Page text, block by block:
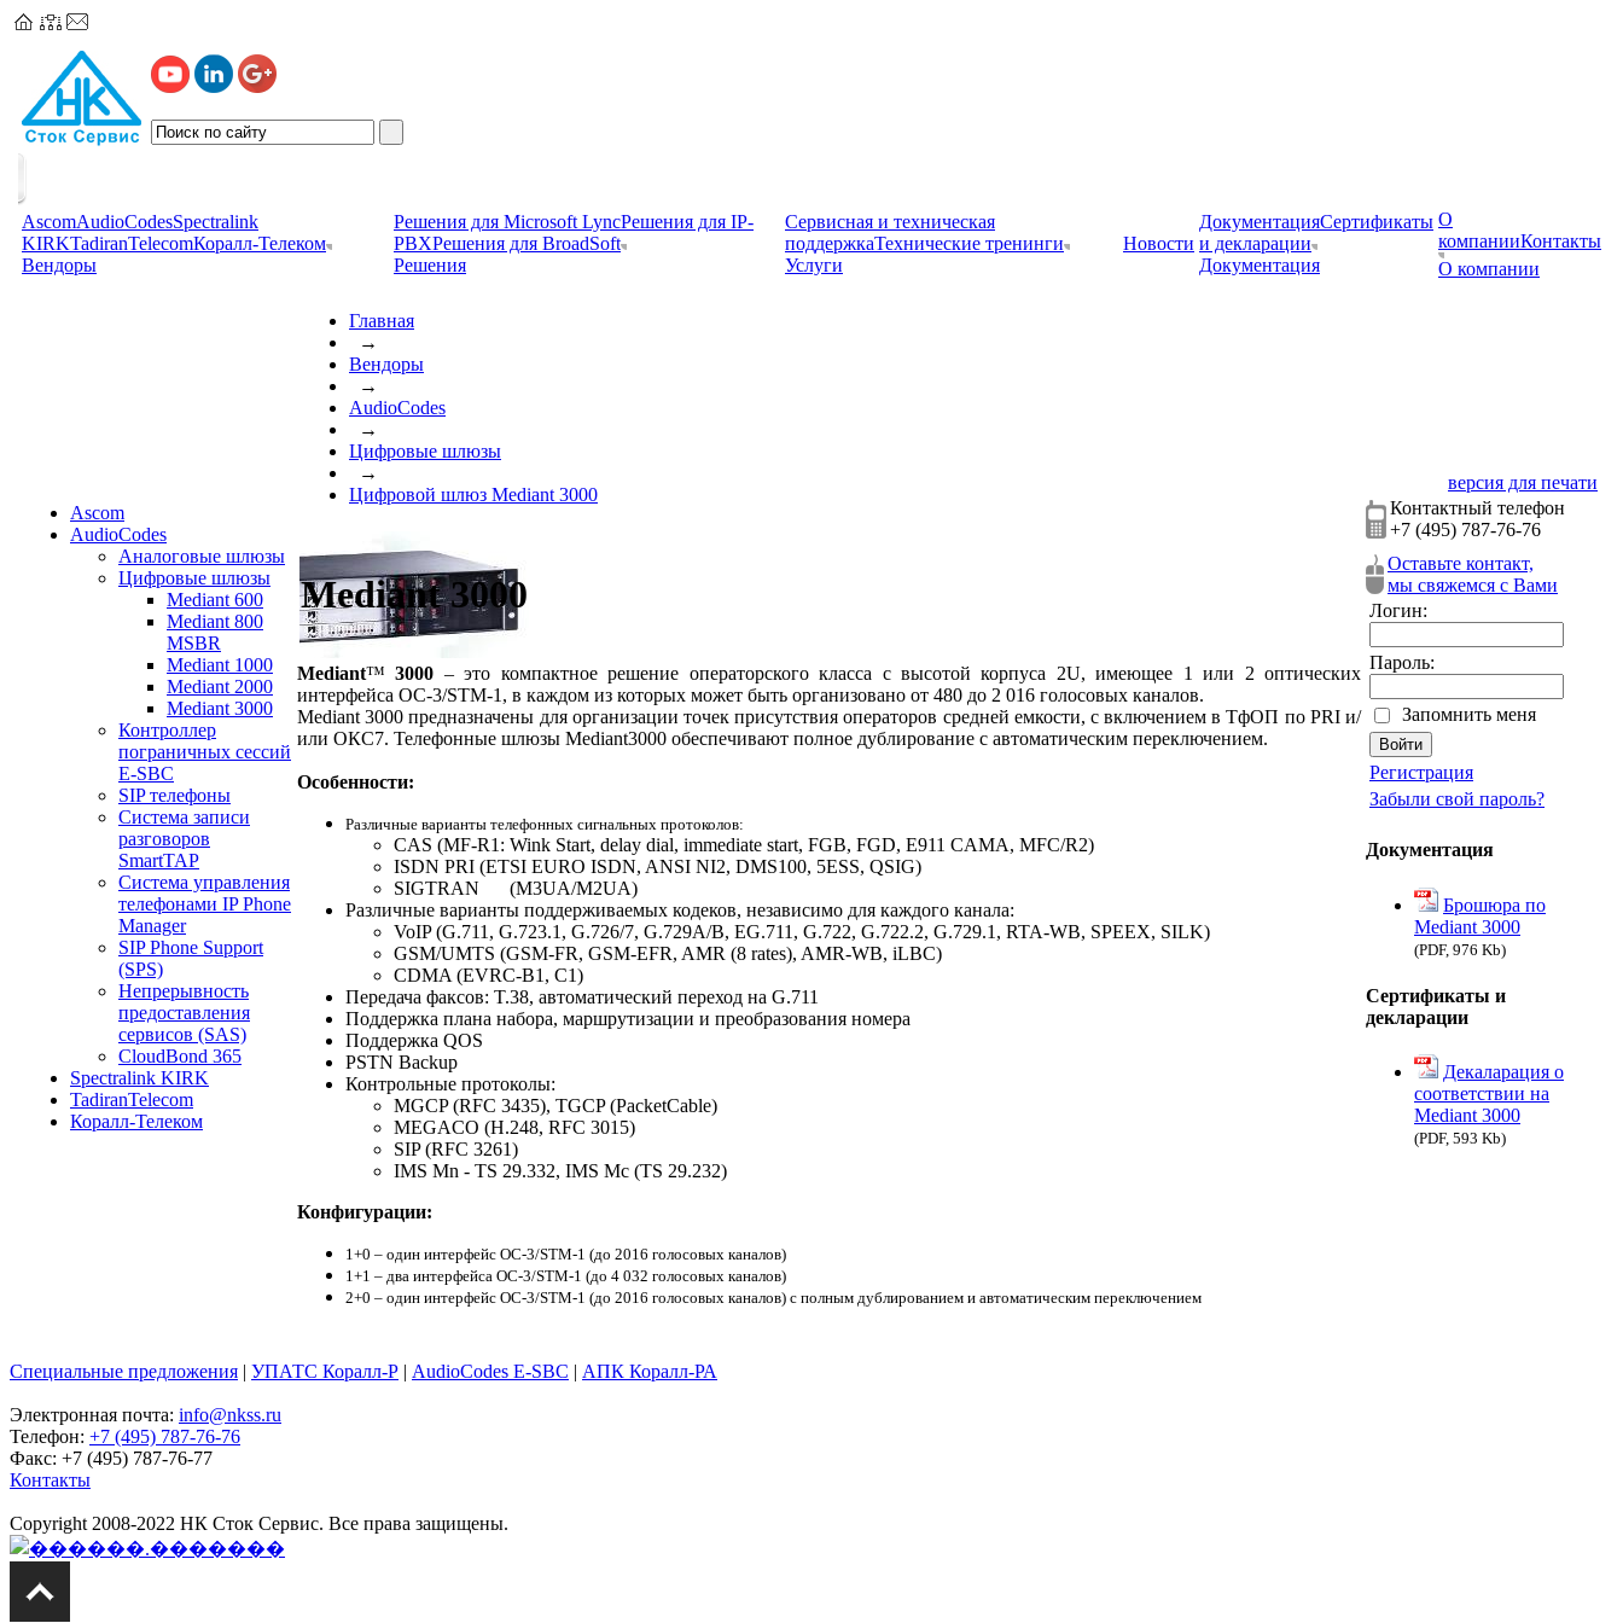
AscomAudioCodesSpectralink
KIRKTadiranTelecomКоралл-Телеком
Вендоры
Решения для Microsoft LyncРешения для IP-
PBXРешения для BroadSoft
Решения
Сервисная и техническая
поддержкаТехнические тренинги
Услуги
Новости
ДокументацияСертификаты
и декларации
Документация
О
компанииКонтакты
О компании
Ascom
AudioCodes
Аналоговые шлюзы
Цифровые шлюзы
Mediant 600
Mediant 800
MSBR
Mediant 1000
Mediant 2000
Mediant 3000
Контроллер
пограничных сессий
Е-SBC
SIP телефоны
Система записи
разговоров
SmartTAP
Система управления
телефонами IP Phone
Manager
SIP Phone Support
(SPS)
Непрерывность
предоставления
сервисов (SAS)
CloudBond 365
Spectralink KIRK
TadiranTelecom
Коралл-Телеком
Главная
→
Вендоры
→
AudioCodes
→
Цифровые шлюзы
→
Цифровой шлюз Mediant 3000
Mediant 3000
Mediant™ 3000 – это компактное решение операторского класса с высотой корпуса 2U, имеющее 1 или 2 оптических
интерфейса OC-3/STM-1, в каждом из которых может быть организовано от 480 до 2 016 голосовых каналов.
Mediant 3000 предназначены для организации точек присутствия операторов средней емкости, с включением в ТфОП по PRI и/
или ОКС7. Телефонные шлюзы Mediant3000 обеспечивают полное дублирование с автоматическим переключением.
Особенности:
Различные варианты телефонных сигнальных протоколов:
CAS (MF-R1: Wink Start, delay dial, immediate start, FGB, FGD, E911 CAMA, MFC/R2)
ISDN PRI (ETSI EURO ISDN, ANSI NI2, DMS100, 5ESS, QSIG)
SIGTRAN
(M3UA/M2UA)
Различные варианты поддерживаемых кодеков, независимо для каждого канала:
VoIP (G.711, G.723.1, G.726/7, G.729A/B, EG.711, G.722, G.722.2, G.729.1, RTA-WB, SPEEX, SILK)
GSM/UMTS (GSM-FR, GSM-EFR, AMR (8 rates), AMR-WB, iLBC)
CDMA (EVRC-B1, C1)
Передача факсов: T.38, автоматический переход на G.711
Поддержка плана набора, маршрутизации и преобразования номера
Поддержка QOS
PSTN Backup
Контрольные протоколы:
MGCP (RFC 3435), TGCP (PacketCable)
MEGACO (H.248, RFC 3015)
SIP (RFC 3261)
IMS Mn - TS 29.332, IMS Mc (TS 29.232)
Конфигурации:
1+0 – один интерфейс OC-3/STM-1 (до 2016 голосовых каналов)
1+1 – два интерфейса OC-3/STM-1 (до 4 032 голосовых каналов)
2+0 – один интерфейс OC-3/STM-1 (до 2016 голосовых каналов) с полным дублированием и автоматическим переключением
версия для печати
Контактный телефон
+7 (495) 787-76-76
Оставьте контакт,
мы свяжемся с Вами
Логин:
Пароль:
Запомнить меня
Регистрация
Забыли свой пароль?
Документация
Брошюра по
Mediant 3000
(PDF, 976 Kb)
Сертификаты и
декларации
Декаларация о
соответствии на
Mediant 3000
(PDF, 593 Kb)
Специальные предложения | УПАТС Коралл-Р | AudioCodes E-SBC | АПК Коралл-РА
Электронная почта: info@nkss.ru
Телефон: +7 (495) 787-76-76
Факс: +7 (495) 787-76-77
Контакты
Copyright 2008-2022 НК Сток Сервис. Все права защищены.